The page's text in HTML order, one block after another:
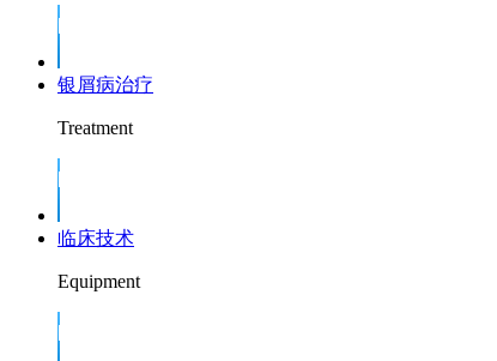
银屑病治疗
Treatment
临床技术
Equipment